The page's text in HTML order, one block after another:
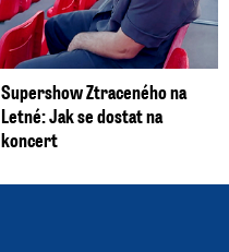
Supershow Ztraceného na
Letné: Jak se dostat na
koncert